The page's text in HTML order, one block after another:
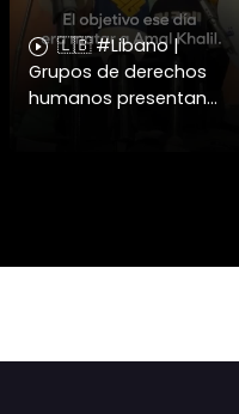
🇱🇧 #Libano |
Grupos de derechos
humanos presentan